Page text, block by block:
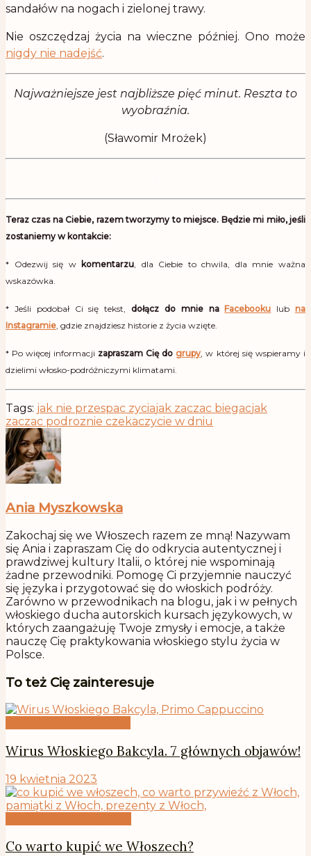
sandałów na nogach i zielonej trawy.
Nie oszczędzaj życia na wieczne później. Ono może
nigdy nie nadejść.
Najważniejsze jest najbliższe pięć minut. Reszta to
wyobraźnia.
(Sławomir Mrożek)
.
Teraz czas na Ciebie, razem tworzymy to miejsce. Będzie mi miło, jeśli
zostaniemy w kontakcie:
* Odezwij się w komentarzu, dla Ciebie to chwila, dla mnie ważna
wskazówka.
* Jeśli podobał Ci się tekst, dołącz do mnie na Facebooku lubna
Instagramie, gdzie znajdziesz historie z życia wzięte.
* Po więcej informacji zapraszam Cię do grupy, w której się wspieramy i
dzielimi włosko-podróżniczymi klimatami.
Tags: jak nie przespac zyciajak zaczac biegacjak
zaczac podroznie czekaczycie w dniu
Ania Myszkowska
Zakochaj się we Włoszech razem ze mną! Nazywam
się Ania i zapraszam Cię do odkrycia autentycznej i
prawdziwej kultury Italii, o której nie wspominają
żadne przewodniki. Pomogę Ci przyjemnie nauczyć
się języka i przygotować się do włoskich podróży.
Zarówno w przewodnikach na blogu, jak i w pełnych
włoskiego ducha autorskich kursach językowych, w
których zaangażuję Twoje zmysły i emocje, a także
nauczę Cię praktykowania włoskiego stylu życia w
Polsce.
To też Cię zainteresuje
Wirus Włoskiego Bakcyla. 7 głównych objawów!
19 kwietnia 2023
Co warto kupić we Włoszech?